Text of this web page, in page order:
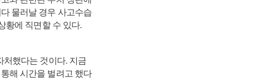
물러날 경우 사고수습
황에 직면할 수 있다.
처했다는 것이다. 지금
해 시간을 벌려고 했다